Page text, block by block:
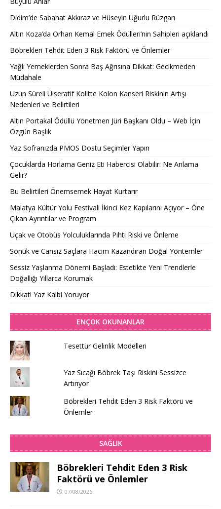
Didim’de Sabahat Akkıraz ve Hüseyin Uğurlu Rüzgarı
Altın Koza’da Orhan Kemal Emek Ödülleri’nin Sahipleri açıklandı
Böbrekleri Tehdit Eden 3 Risk Faktörü ve Önlemler
Yağlı Yemeklerden Sonra Baş Ağrısına Dikkat: Gecikmeden
Müdahale
Uzun Süreli Ülseratif Kolitte Kolon Kanseri Riskinin Artışı
Nedenleri ve Belirtileri
Altın Portakal Ödüllü Yönetmen Jüri Başkanı Oldu – Web İçin
Özgün Başlık
Yaz Sofranızda PMOS Dostu Seçimler Yapın
Çocuklarda Horlama Geniz Eti Habercisi Olabilir: Ne Anlama
Gelir?
Bu Belirtileri Önemsemek Hayat Kurtarır
Malatya Kültür Yolu Festivali İkinci Kez Kapılarını Açıyor – Öne
Çıkan Ayrıntılar ve Program
Uçak ve Otobüs Yolculuklarında Pıhtı Riski ve Önleme
Sönük ve Cansız Saçlara Hacim Kazandıran Doğal Yöntemler
Sessiz Yaşlanma Dönemi Başladı: Estetikte Yeni Trendlerle
Doğallığı Yıllarca Korumak
Dikkat! Yaz Kalbi Yoruyor
ENÇOK OKUNANLAR
Tesettür Gelinlik Modelleri
Yaz Sıcağı Böbrek Taşı Riskini Sessizce
Artırıyor
Böbrekleri Tehdit Eden 3 Risk Faktörü ve
Önlemler
SAĞLIK
Böbrekleri Tehdit Eden 3 Risk
Faktörü ve Önlemler
07/08/2026